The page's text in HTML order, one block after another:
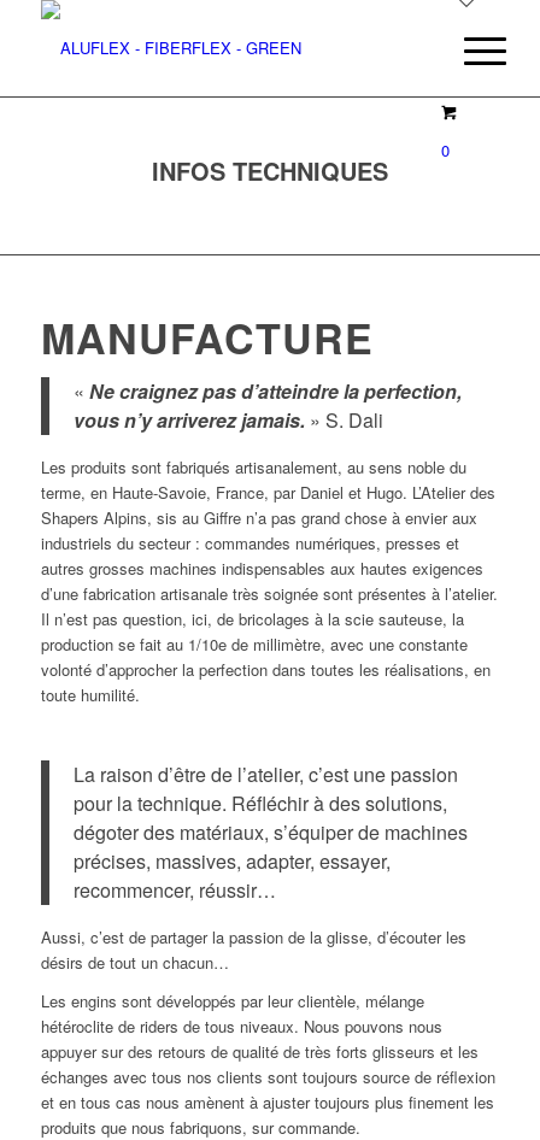
0
INFOS TECHNIQUES
MANUFACTURE
« Ne craignez pas d’atteindre la perfection,
vous n’y arriverez jamais. » S. Dali
Les produits sont fabriqués artisanalement, au sens noble du
terme, en Haute-Savoie, France, par Daniel et Hugo. L’Atelier des
Shapers Alpins, sis au Giffre n’a pas grand chose à envier aux
industriels du secteur : commandes numériques, presses et
autres grosses machines indispensables aux hautes exigences
d’une fabrication artisanale très soignée sont présentes à l’atelier.
Il n’est pas question, ici, de bricolages à la scie sauteuse, la
production se fait au 1/10e de millimètre, avec une constante
volonté d’approcher la perfection dans toutes les réalisations, en
toute humilité.
La raison d’être de l’atelier, c’est une passion
pour la technique. Réfléchir à des solutions,
dégoter des matériaux, s’équiper de machines
précises, massives, adapter, essayer,
recommencer, réussir…
Aussi, c’est de partager la passion de la glisse, d’écouter les
désirs de tout un chacun…
Les engins sont développés par leur clientèle, mélange
hétéroclite de riders de tous niveaux. Nous pouvons nous
appuyer sur des retours de qualité de très forts glisseurs et les
échanges avec tous nos clients sont toujours source de réflexion
et en tous cas nous amènent à ajuster toujours plus finement les
produits que nous fabriquons, sur commande.